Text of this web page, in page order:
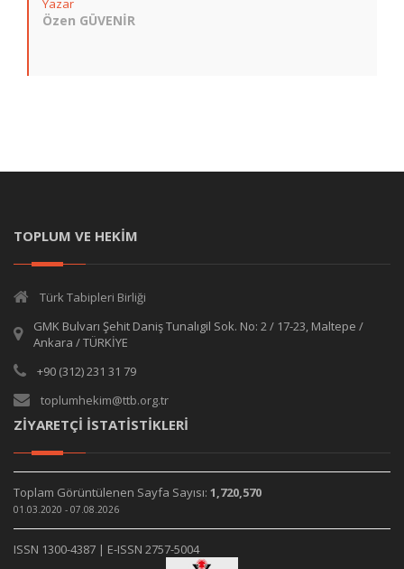
Yazar
Özen GÜVENİR
TOPLUM VE HEKİM
Türk Tabipleri Birliği
GMK Bulvarı Şehit Daniş Tunalıgil Sok. No: 2 / 17-23, Maltepe /
Ankara / TÜRKİYE
+90 (312) 231 31 79
toplumhekim@ttb.org.tr
ZİYARETÇİ İSTATİSTİKLERİ
Toplam Görüntülenen Sayfa Sayısı: 1,720,570
01.03.2020 - 07.08.2026
ISSN 1300-4387 | E-ISSN 2757-5004